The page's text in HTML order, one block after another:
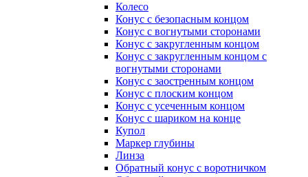
Колесо
Конус с безопасным концом
Конус с вогнутыми сторонами
Конус с закругленным концом
Конус с закругленным концом с
вогнутыми сторонами
Конус с заостренным концом
Конус с плоским концом
Конус с усеченным концом
Конус с шариком на конце
Купол
Маркер глубины
Линза
Обратный конус с воротничком